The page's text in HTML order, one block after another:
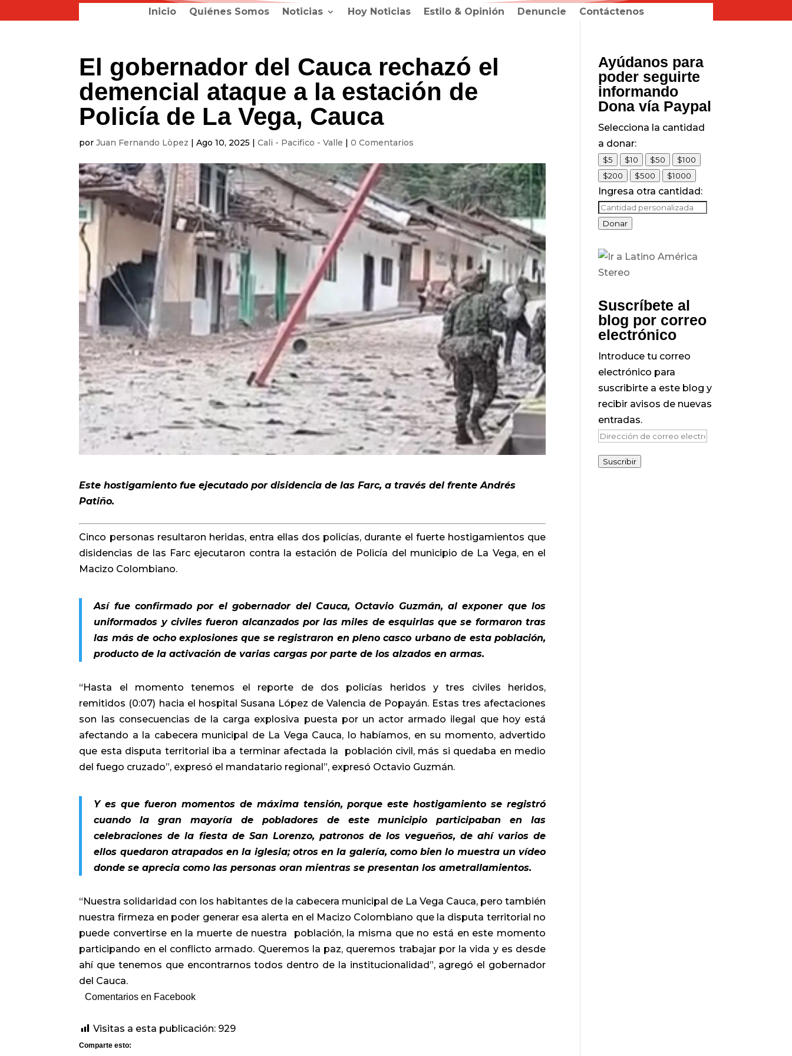
Inicio Quiénes Somos Noticias Hoy Noticias Estilo & Opinión Denuncie Contáctenos
El gobernador del Cauca rechazó el
demencial ataque a la estación de
Policía de La Vega, Cauca
porJuan Fernando Lòpez |Ago 10, 2025 |Cali - Pacifico - Valle |0 Comentarios
Este hostigamiento fue ejecutado por disidencia de las Farc, a través del frente Andrés
Patiño.
Cinco personas resultaron heridas, entra ellas dos policías, durante el fuerte hostigamientos que
disidencias de las Farc ejecutaron contra la estación de Policía del municipio de La Vega, en el
Macizo Colombiano.
Así fue confirmado por el gobernador del Cauca, Octavio Guzmán, al exponer que los
uniformados y civiles fueron alcanzados por las miles de esquirlas que se formaron tras
las más de ocho explosiones que se registraron en pleno casco urbano de esta población,
producto de la activación de varias cargas por parte de los alzados en armas.
“Hasta el momento tenemos el reporte de dos policías heridos y tres civiles heridos,
remitidos (0:07) hacia el hospital Susana López de Valencia de Popayán. Estas tres afectaciones
son las consecuencias de la carga explosiva puesta por un actor armado ilegal que hoy está
afectando a la cabecera municipal de La Vega Cauca, lo habíamos, en su momento, advertido
que esta disputa territorial iba a terminar afectada la población civil, más si quedaba en medio
del fuego cruzado”, expresó el mandatario regional”, expresó Octavio Guzmán.
Y es que fueron momentos de máxima tensión, porque este hostigamiento se registró
cuando la gran mayoría de pobladores de este municipio participaban en las
celebraciones de la fiesta de San Lorenzo, patronos de los vegueños, de ahí varios de
ellos quedaron atrapados en la iglesia; otros en la galería, como bien lo muestra un vídeo
donde se aprecia como las personas oran mientras se presentan los ametrallamientos.
“Nuestra solidaridad con los habitantes de la cabecera municipal de La Vega Cauca, pero también
nuestra firmeza en poder generar esa alerta en el Macizo Colombiano que la disputa territorial no
puede convertirse en la muerte de nuestra población, la misma que no está en este momento
participando en el conflicto armado. Queremos la paz, queremos trabajar por la vida y es desde
ahí que tenemos que encontrarnos todos dentro de la institucionalidad”, agregó el gobernador
del Cauca.
Comentarios en Facebook
Visitas a esta publicación: 929
Comparte esto:
Ayúdanos para
poder seguirte
informando
Dona vía Paypal
Selecciona la cantidad
a donar:
$5 $10 $50
$100
$200
$500 $1000
Ingresa otra cantidad:
Donar
Suscríbete al
blog por correo
electrónico
Introduce tu correo
electrónico para
suscribirte a este blog y
recibir avisos de nuevas
entradas.
Dirección
correo
Suscribir